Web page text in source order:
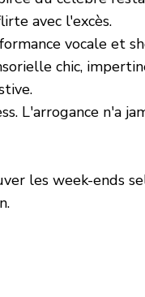
avec l'excès.
vocale et
chic,
L'arrogance n'a
les week-ends